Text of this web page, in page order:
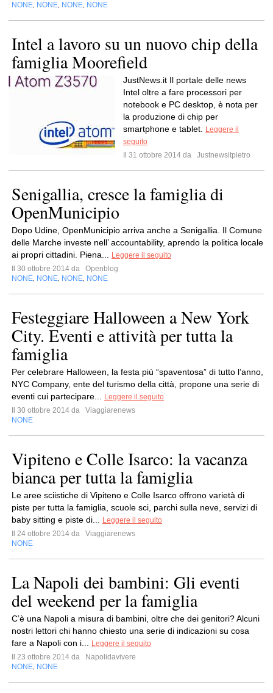
NONE NONE NONE NONE
Intel a lavoro su un nuovo chip della
famiglia Moorefield
JustNews.it Il portale delle news
Intel oltre a fare processori per
notebook e PC desktop, è nota per
la produzione di chip per
smartphone e tablet.
Leggere il
seguito
Il 31 ottobre 2014 da
Justnewsitpietro
Senigallia, cresce la famiglia di
OpenMunicipio
Dopo Udine, OpenMunicipio arriva anche a Senigallia. Il Comune
delle Marche investe nell’ accountability, aprendo la politica locale
ai propri cittadini. Piena...
Leggere il seguito
Il 30 ottobre 2014 da
Openblog
NONE NONE NONE NONE
Festeggiare Halloween a New York
City. Eventi e attività per tutta la
famiglia
Per celebrare Halloween, la festa più “spaventosa” di tutto l’anno,
NYC Company, ente del turismo della città, propone una serie di
eventi cui partecipare...
Leggere il seguito
Il 30 ottobre 2014 da
Viaggiarenews
NONE
Vipiteno e Colle Isarco: la vacanza
bianca per tutta la famiglia
Le aree sciistiche di Vipiteno e Colle Isarco offrono varietà di
piste per tutta la famiglia, scuole sci, parchi sulla neve, servizi di
baby sitting e piste di...
Leggere il seguito
Il 24 ottobre 2014 da
Viaggiarenews
NONE
La Napoli dei bambini: Gli eventi
del weekend per la famiglia
C’è una Napoli a misura di bambini, oltre che dei genitori? Alcuni
nostri lettori chi hanno chiesto una serie di indicazioni su cosa
fare a Napoli con i...
Leggere il seguito
Il 23 ottobre 2014 da
Napolidavivere
NONE NONE